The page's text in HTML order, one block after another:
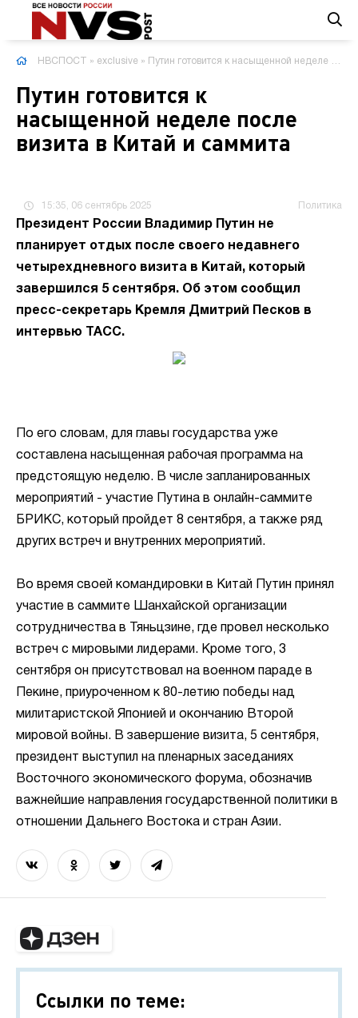
НВСПОСТ » exclusive » Путин готовится к насыщенной неделе после визита в Китай и саммита
Путин готовится к
насыщенной неделе после
визита в Китай и саммита
15:35, 06 сентябрь 2025 Политика
Президент России Владимир Путин не
планирует отдых после своего недавнего
четырехдневного визита в Китай, который
завершился 5 сентября. Об этом сообщил
пресс-секретарь Кремля Дмитрий Песков в
интервью ТАСС.
По его словам, для главы государства уже
составлена насыщенная рабочая программа на
предстоящую неделю. В числе запланированных
мероприятий - участие Путина в онлайн-саммите
БРИКС, который пройдет 8 сентября, а также ряд
других встреч и внутренних мероприятий.
Во время своей командировки в Китай Путин принял
участие в саммите Шанхайской организации
сотрудничества в Тяньцзине, где провел несколько
встреч с мировыми лидерами. Кроме того, 3
сентября он присутствовал на военном параде в
Пекине, приуроченном к 80-летию победы над
милитаристской Японией и окончанию Второй
мировой войны. В завершение визита, 5 сентября,
президент выступил на пленарных заседаниях
Восточного экономического форума, обозначив
важнейшие направления государственной политики в
отношении Дальнего Востока и стран Азии.
Ссылки по теме: